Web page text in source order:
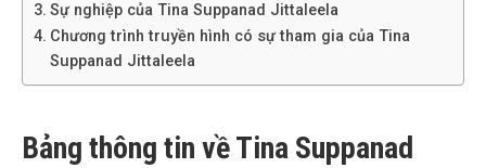
Sự nghiệp của Tina Suppanad Jittaleela
Chương trình truyền hình có sự tham gia của Tina
Suppanad Jittaleela
Bảng thông tin về Tina Suppanad